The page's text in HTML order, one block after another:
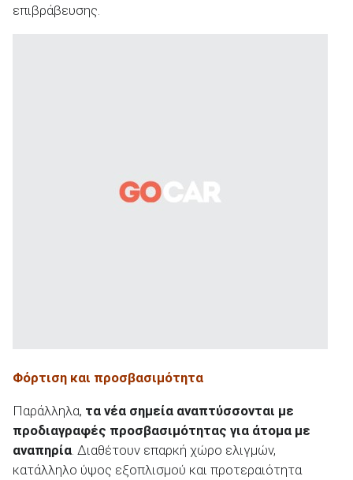
επιβράβευσης.
Φόρτιση και προσβασιμότητα
Παράλληλα, τα νέα σημεία αναπτύσσονται με
προδιαγραφές προσβασιμότητας για άτομα με
αναπηρία . Διαθέτουν επαρκή χώρο ελιγμών,
κατάλληλο ύψος εξοπλισμού και προτεραιότητα